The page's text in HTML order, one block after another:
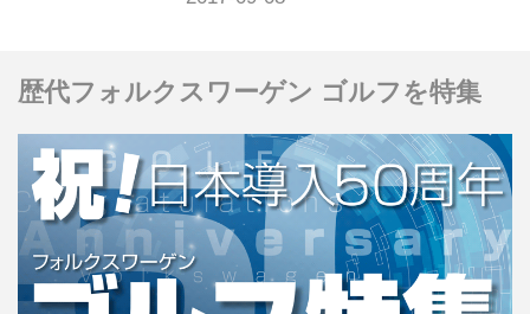
歴代フォルクスワーゲン ゴルフを特集